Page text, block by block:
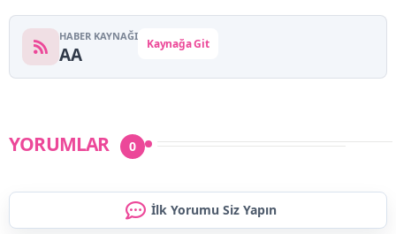
HABER KAYNAĞI
AA Kaynağa Git
YORUMLAR 0
İlk Yorumu Siz Yapın